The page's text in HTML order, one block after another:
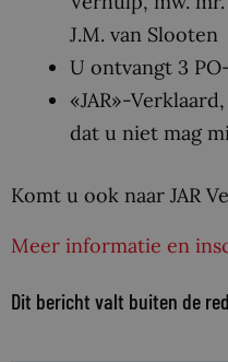
J.M. van Slooten
U ontvangt 3
«JAR»-
dat u niet mag
Komt u ook naar JAR
Meer informatie en
Dit bericht valt buiten de